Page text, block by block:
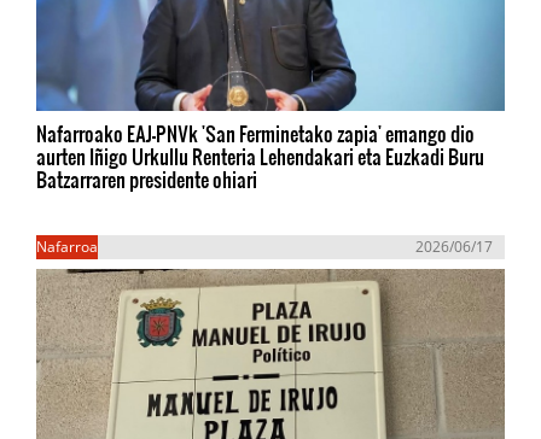
Nafarroako EAJ-PNVk 'San Ferminetako zapia' emango dio
aurten Iñigo Urkullu Renteria Lehendakari eta Euzkadi Buru
Batzarraren presidente ohiari
Nafarroa 2026/06/17